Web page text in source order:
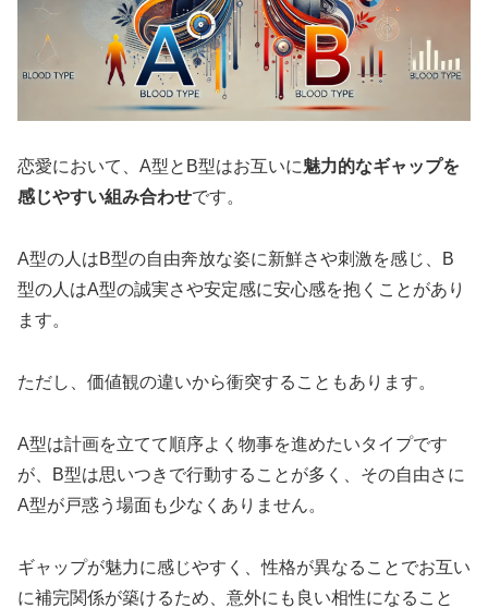
恋愛において、A型とB型はお互いに魅力的なギャップを
感じやすい組み合わせです。
A型の人はB型の自由奔放な姿に新鮮さや刺激を感じ、B
型の人はA型の誠実さや安定感に安心感を抱くことがあり
ます。
ただし、価値観の違いから衝突することもあります。
A型は計画を立てて順序よく物事を進めたいタイプです
が、B型は思いつきで行動することが多く、その自由さに
A型が戸惑う場面も少なくありません。
ギャップが魅力に感じやすく、性格が異なることでお互い
に補完関係が築けるため、意外にも良い相性になること